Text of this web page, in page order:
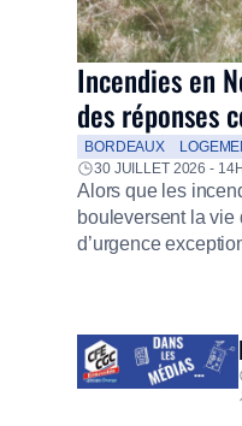
Incendies en
des réponses
BORDEAUX
30 JUILLET 2026 -
Alors que les
bouleversent la
d’urgence